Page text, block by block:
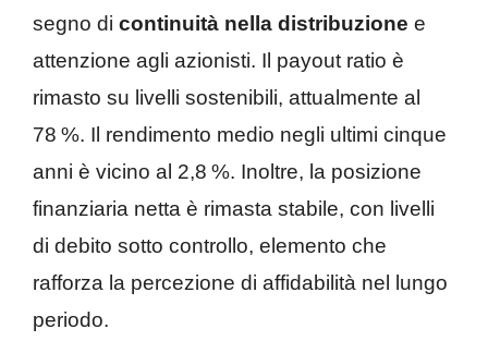
segno di continuità nella distribuzione e
attenzione agli azionisti. Il payout ratio è
rimasto su livelli sostenibili, attualmente al
78 %. Il rendimento medio negli ultimi cinque
anni è vicino al 2,8 %. Inoltre, la posizione
finanziaria netta è rimasta stabile, con livelli
di debito sotto controllo, elemento che
rafforza la percezione di affidabilità nel lungo
periodo.